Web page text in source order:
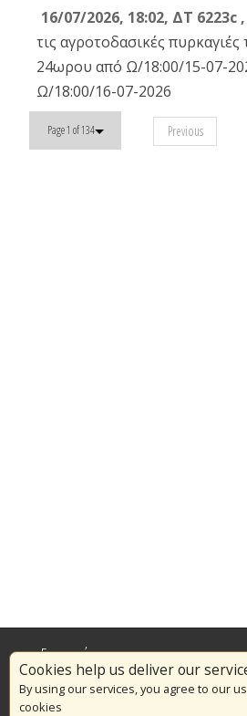
16/07/2026, 18:02, ΔΤ 6223c ,
τις αγροτοδασικές πυρκαγιές
24ωρου από Ω/18:00/15-07-
Ω/18:00/16-07-2026
Page 1 of 134 Previous
Cookies help us deliver our
By using our services, you agree to our
cookies
Επικαιρότητα
Το Πυροσβεστικό Σώμα